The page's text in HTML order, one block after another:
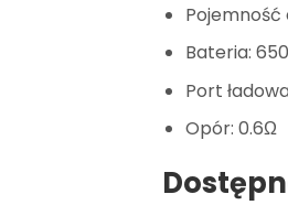
Pojemność
Bateria:
Port
Opór: 0.6Ω